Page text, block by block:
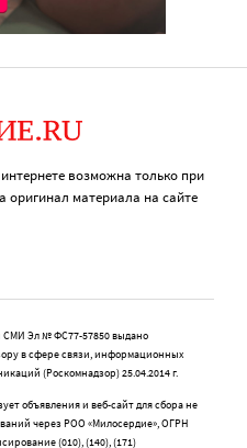
возможна только при
оригинал материала на сайте
СМИ Эл № ФС77-57850 выдано
в сфере связи, информационных
(Роскомнадзор) 25.04.2014 г.
объявления и веб-сайт для сбора не
через РОО «Милосердие», ОГРН
(010), (140), (171)